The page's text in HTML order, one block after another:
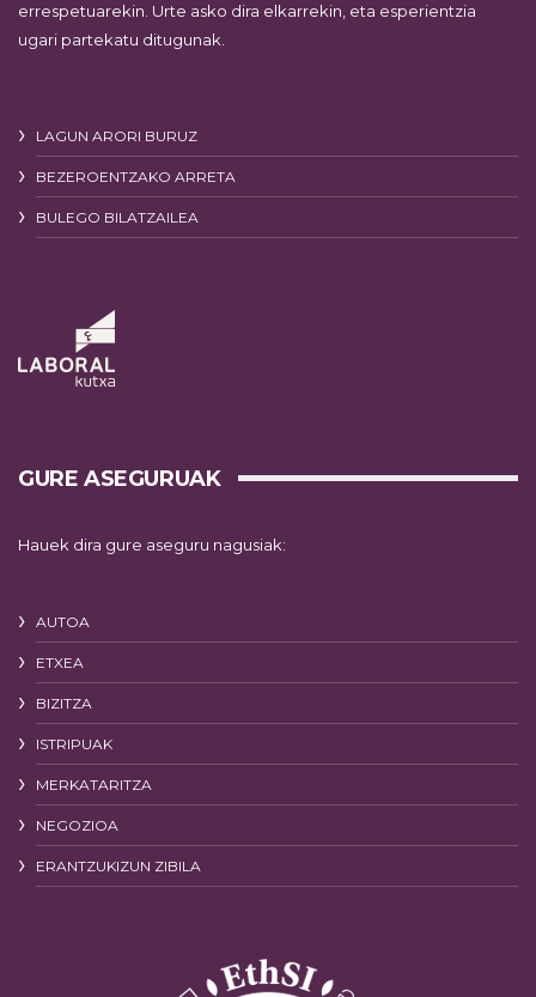
errespetuarekin. Urte asko dira elkarrekin, eta esperientzia
ugari partekatu ditugunak.
LAGUN ARORI BURUZ
BEZEROENTZAKO ARRETA
BULEGO BILATZAILEA
GURE ASEGURUAK
Hauek dira gure aseguru nagusiak:
AUTOA
ETXEA
BIZITZA
ISTRIPUAK
MERKATARITZA
NEGOZIOA
ERANTZUKIZUN ZIBILA